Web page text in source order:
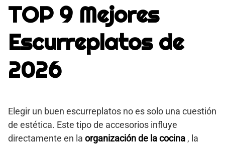
TOP 9 Mejores
Escurreplatos de
2026
Elegir un buen escurreplatos no es solo una cuestión
de estética. Este tipo de accesorios influye
directamente en la organización de la cocina , la